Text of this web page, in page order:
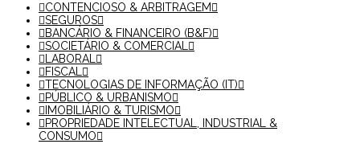
CONTENCIOSO & ARBITRAGEM
SEGUROS
BANCÁRIO & FINANCEIRO (B&F)
SOCIETÁRIO & COMERCIAL
LABORAL
FISCAL
TECNOLOGIAS DE INFORMAÇÃO (IT)
PÚBLICO & URBANISMO
IMOBILIÁRIO & TURISMO
PROPRIEDADE INTELECTUAL, INDUSTRIAL &
CONSUMO